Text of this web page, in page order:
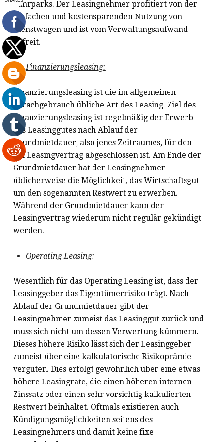
Fuhrparks. Der Leasingnehmer profitiert von der
einfachen und kostensparenden Nutzung von
Dienstwagen und ist vom Verwaltungsaufwand
befreit.
Finanzierungsleasing:
Finanzierungsleasing ist die im allgemeinen
Sprachgebrauch übliche Art des Leasing. Ziel des
Finanzierungsleasing ist regelmäßig der Erwerb
des Leasinggutes nach Ablauf der
Grundmietdauer, also jenes Zeitraumes, für den
ein Leasingvertrag abgeschlossen ist. Am Ende der
Grundmietdauer hat der Leasingnehmer
üblicherweise die Möglichkeit, das Wirtschaftsgut
um den sogenannten Restwert zu erwerben.
Während der Grundmietdauer kann der
Leasingvertrag wiederum nicht regulär gekündigt
werden.
Operating Leasing:
Wesentlich für das Operating Leasing ist, dass der
Leasinggeber das Eigentümerrisiko trägt. Nach
Ablauf der Grundmietdauer gibt der
Leasingnehmer zumeist das Leasinggut zurück und
muss sich nicht um dessen Verwertung kümmern.
Dieses höhere Risiko lässt sich der Leasinggeber
zumeist über eine kalkulatorische Risikoprämie
vergüten. Dies erfolgt gewöhnlich über eine etwas
höhere Leasingrate, die einen höheren internen
Zinssatz oder einen sehr vorsichtig kalkulierten
Restwert beinhaltet. Oftmals existieren auch
Kündigungsmöglichkeiten seitens des
Leasingnehmers und damit keine fixe